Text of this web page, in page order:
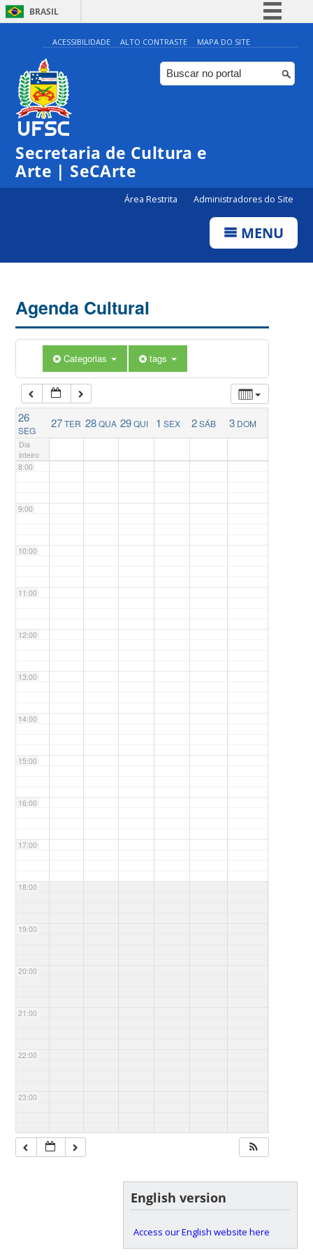
BRASIL
Simplifique!
Comunica BR
Participe
ACESSIBILIDADE ALTO CONTRASTE MAPA DO SITE
Secretaria de Cultura e
Arte | SeCArte
Área Restrita Administradores do Site
MENU
Agenda Cultural
Categorias tags
26
SEG
27TER 28QUA 29QUI 1 SEX 2SÁB 3 DOM
Dia
inteiro
0:00
1:00
5:00
6:00
7:00
8:00
9:00
10:00
11:00
12:00
13:00
14:00
15:00
16:00
17:00
18:00
19:00
20:00
21:00
22:00
23:00
English version
Access our English website here